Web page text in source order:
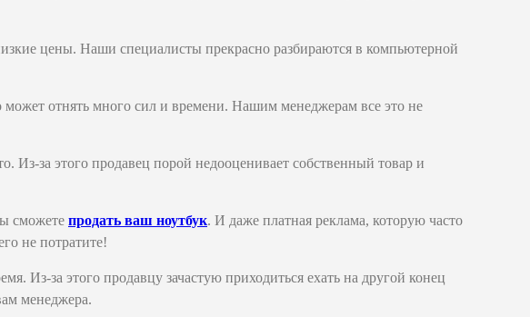
цены. Наши специалисты прекрасно разбираются в компьютерной
может отнять много сил и времени. Нашим менеджерам все это не
Из-за этого продавец порой недооценивает собственный товар и
сможете продать ваш ноутбук. И даже платная реклама, которую часто
не потратите!
Из-за этого продавцу зачастую приходиться ехать на другой конец
менеджера.